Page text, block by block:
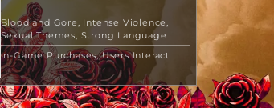
Blood and Gore
Intense Violence
Sexual Themes Strong Language
In-Game Purchases Users Interact